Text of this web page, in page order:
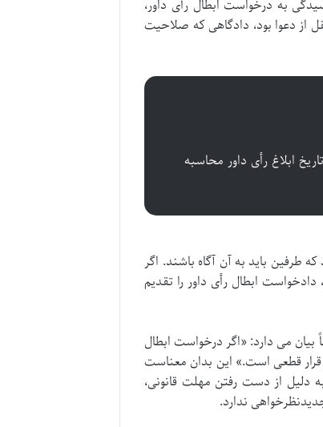
به درخواست ابطال رأی داور،
از دعوا بود، دادگاهی که صلاحیت
از کشور، از تاریخ ابلاغ رأی داور محاسبه
طرفین باید به آن آگاه باشند. اگر
، دادخواست ابطال رأی داور را تقدیم
بیان می دارد: «اگر درخواست ابطال
قرار قطعی است.» این بدان معناست
دلیل از دست رفتن مهلت قانونی،
ندارد.